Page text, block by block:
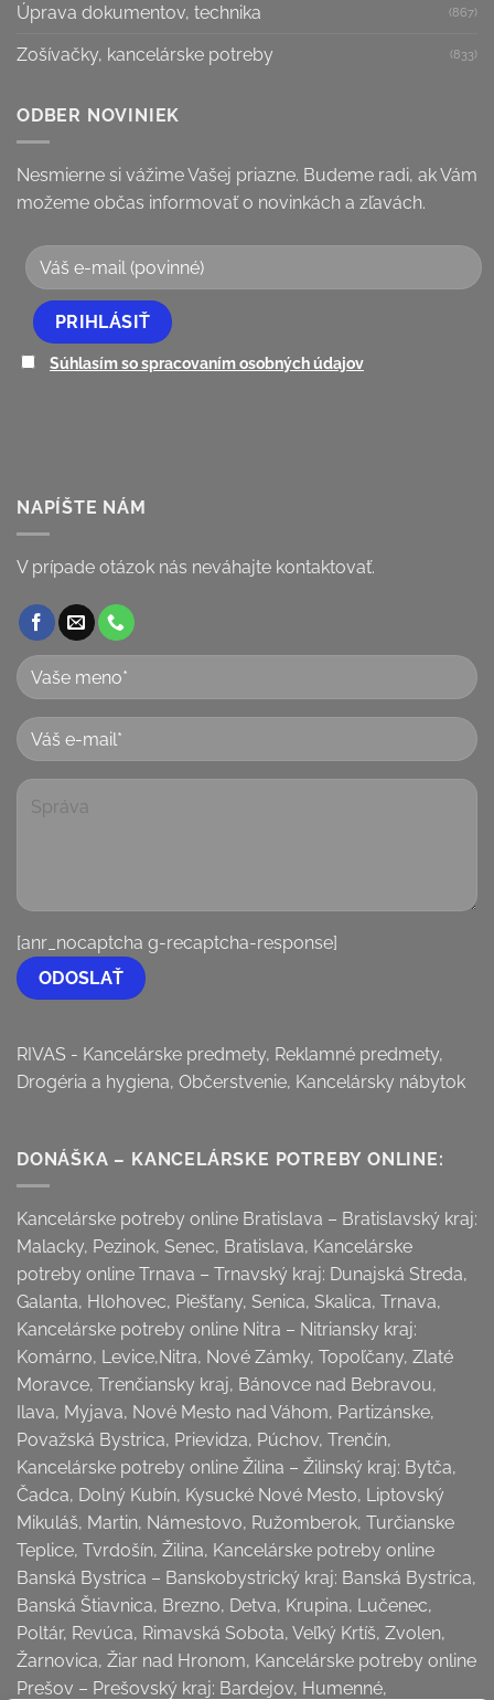
Úprava dokumentov, technika (867)
Zošívačky, kancelárske potreby (833)
ODBER NOVINIEK
Nesmierne si vážime Vašej priazne. Budeme radi, ak Vám
možeme občas informovať o novinkách a zľavách.
Súhlasím so spracovaním osobných údajov
NAPÍŠTE NÁM
V prípade otázok nás neváhajte kontaktovať.
[anr_nocaptcha g-recaptcha-response]
RIVAS - Kancelárske predmety, Reklamné predmety,
Drogéria a hygiena, Občerstvenie, Kancelársky nábytok
DONÁŠKA – KANCELÁRSKE POTREBY ONLINE:
Kancelárske potreby online Bratislava – Bratislavský kraj:
Malacky, Pezinok, Senec, Bratislava, Kancelárske
potreby online Trnava – Trnavský kraj: Dunajská Streda,
Galanta, Hlohovec, Piešťany, Senica, Skalica, Trnava,
Kancelárske potreby online Nitra – Nitriansky kraj:
Komárno, Levice,Nitra, Nové Zámky, Topoľčany, Zlaté
Moravce, Trenčiansky kraj, Bánovce nad Bebravou,
Ilava, Myjava, Nové Mesto nad Váhom, Partizánske,
Považská Bystrica, Prievidza, Púchov, Trenčín,
Kancelárske potreby online Žilina – Žilinský kraj: Bytča,
Čadca, Dolný Kubín, Kysucké Nové Mesto, Liptovský
Mikuláš, Martin, Námestovo, Ružomberok, Turčianske
Teplice, Tvrdošín, Žilina, Kancelárske potreby online
Banská Bystrica – Banskobystrický kraj: Banská Bystrica,
Banská Štiavnica, Brezno, Detva, Krupina, Lučenec,
Poltár, Revúca, Rimavská Sobota, Veľký Krtíš, Zvolen,
Žarnovica, Žiar nad Hronom, Kancelárske potreby online
Prešov – Prešovský kraj: Bardejov, Humenné,